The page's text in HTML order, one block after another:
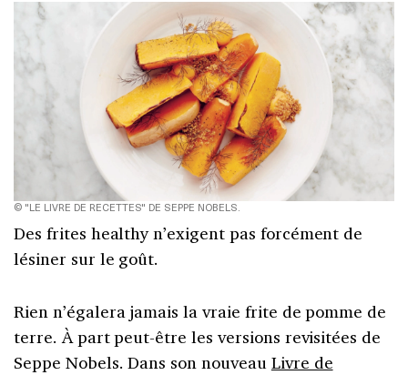
© "LE LIVRE DE RECETTES" DE SEPPE NOBELS.
Des frites healthy n’exigent pas forcément de
lésiner sur le goût.
Rien n’égalera jamais la vraie frite de pomme de
terre. À part peut-être les versions revisitées de
Seppe Nobels. Dans son nouveau Livre de